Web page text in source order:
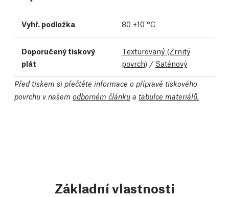
Vyhř. podložka 80 ±10 °C
Doporučený tiskový
plát
Texturovaný (Zrnitý
povrch) / Saténový
Před tiskem si přečtěte informace o přípravě tiskového
povrchu v našem odborném článku a tabulce materiálů.
Základní vlastnosti